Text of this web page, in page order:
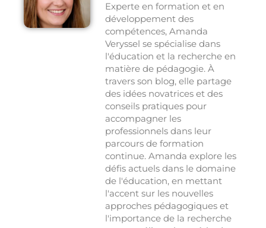
Experte en formation et en
développement des
compétences, Amanda
Veryssel se spécialise dans
l'éducation et la recherche en
matière de pédagogie. À
travers son blog, elle partage
des idées novatrices et des
conseils pratiques pour
accompagner les
professionnels dans leur
parcours de formation
continue. Amanda explore les
défis actuels dans le domaine
de l'éducation, en mettant
l'accent sur les nouvelles
approches pédagogiques et
l'importance de la recherche